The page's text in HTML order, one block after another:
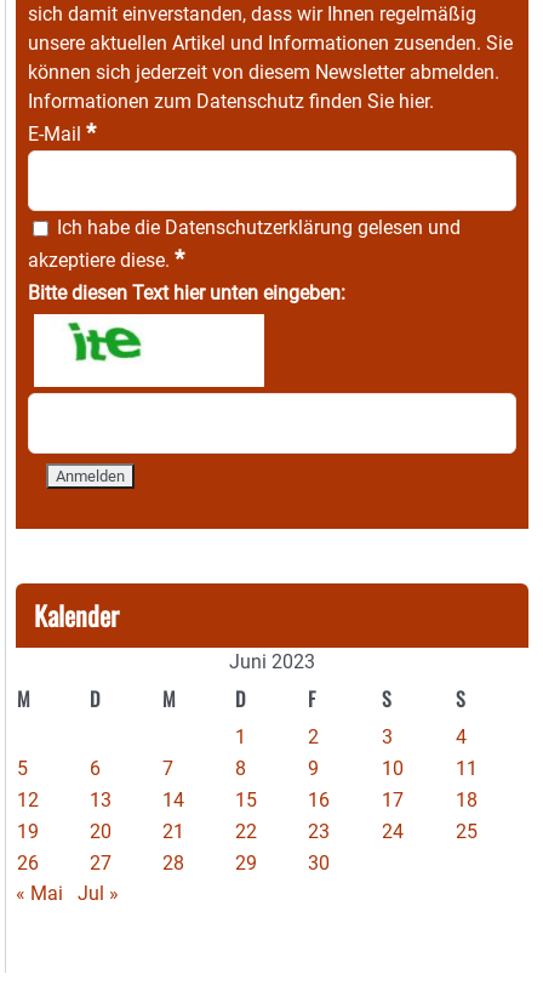
sich damit einverstanden, dass wir Ihnen regelmäßig
unsere aktuellen Artikel und Informationen zusenden. Sie
können sich jederzeit von diesem Newsletter abmelden.
Informationen zum Datenschutz finden Sie hier.
E-Mail *
Ich habe die Datenschutzerklärung gelesen und
akzeptiere diese. *
Bitte diesen Text hier unten eingeben:
Kalender
Juni 2023
M D M D F S S
1 2 3
4
5
6 7 8 9 10
11
12
13 14 15 16 17
18
19
20 21 22 23 24
25
26
27 28 29
30
« Mai
Jul »